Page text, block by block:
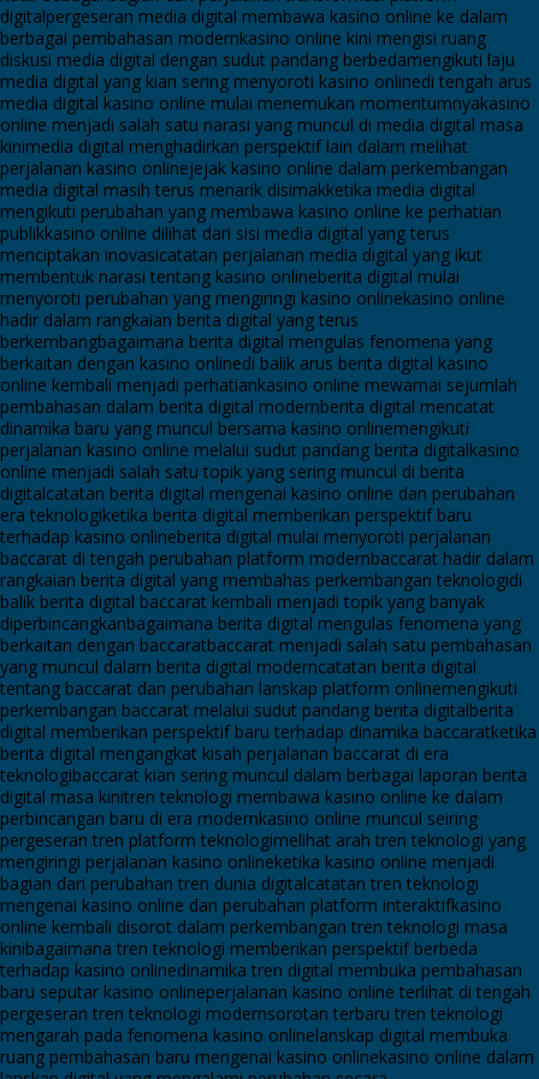
digitalpergeseran media digital membawa kasino online ke dalam
berbagai pembahasan modernkasino online kini mengisi ruang
diskusi media digital dengan sudut pandang berbedamengikuti laju
media digital yang kian sering menyoroti kasino onlinedi tengah arus
media digital kasino online mulai menemukan momentumnyakasino
online menjadi salah satu narasi yang muncul di media digital masa
kinimedia digital menghadirkan perspektif lain dalam melihat
perjalanan kasino onlinejejak kasino online dalam perkembangan
media digital masih terus menarik disimakketika media digital
mengikuti perubahan yang membawa kasino online ke perhatian
publikkasino online dilihat dari sisi media digital yang terus
menciptakan inovasicatatan perjalanan media digital yang ikut
membentuk narasi tentang kasino onlineberita digital mulai
menyoroti perubahan yang mengiringi kasino onlinekasino online
hadir dalam rangkaian berita digital yang terus
berkembangbagaimana berita digital mengulas fenomena yang
berkaitan dengan kasino onlinedi balik arus berita digital kasino
online kembali menjadi perhatiankasino online mewarnai sejumlah
pembahasan dalam berita digital modernberita digital mencatat
dinamika baru yang muncul bersama kasino onlinemengikuti
perjalanan kasino online melalui sudut pandang berita digitalkasino
online menjadi salah satu topik yang sering muncul di berita
digitalcatatan berita digital mengenai kasino online dan perubahan
era teknologiketika berita digital memberikan perspektif baru
terhadap kasino onlineberita digital mulai menyoroti perjalanan
baccarat di tengah perubahan platform modernbaccarat hadir dalam
rangkaian berita digital yang membahas perkembangan teknologidi
balik berita digital baccarat kembali menjadi topik yang banyak
diperbincangkanbagaimana berita digital mengulas fenomena yang
berkaitan dengan baccaratbaccarat menjadi salah satu pembahasan
yang muncul dalam berita digital moderncatatan berita digital
tentang baccarat dan perubahan lanskap platform onlinemengikuti
perkembangan baccarat melalui sudut pandang berita digitalberita
digital memberikan perspektif baru terhadap dinamika baccaratketika
berita digital mengangkat kisah perjalanan baccarat di era
teknologibaccarat kian sering muncul dalam berbagai laporan berita
digital masa kinitren teknologi membawa kasino online ke dalam
perbincangan baru di era modernkasino online muncul seiring
pergeseran tren platform teknologimelihat arah tren teknologi yang
mengiringi perjalanan kasino onlineketika kasino online menjadi
bagian dari perubahan tren dunia digitalcatatan tren teknologi
mengenai kasino online dan perubahan platform interaktifkasino
online kembali disorot dalam perkembangan tren teknologi masa
kinibagaimana tren teknologi memberikan perspektif berbeda
terhadap kasino onlinedinamika tren digital membuka pembahasan
baru seputar kasino onlineperjalanan kasino online terlihat di tengah
pergeseran tren teknologi modernsorotan terbaru tren teknologi
mengarah pada fenomena kasino onlinelanskap digital membuka
ruang pembahasan baru mengenai kasino onlinekasino online dalam